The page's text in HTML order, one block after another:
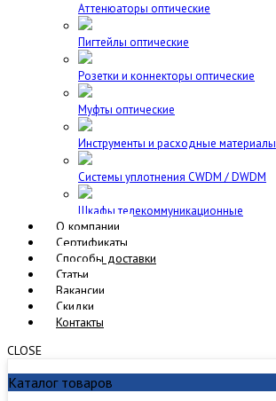
Аттенюаторы оптические
Пигтейлы оптические
Розетки и коннекторы оптические
Муфты оптические
Инструменты и расходные материалы
Cистемы уплотнения CWDM / DWDM
Шкафы телекоммуникационные
О компании
Сертификаты
Способы доставки
Статьи
Вакансии
Скидки
Контакты
CLOSE
Каталог товаров